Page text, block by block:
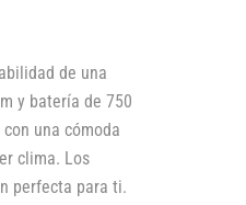
de una
y batería de 750
una cómoda
clima. Los
perfecta para ti.